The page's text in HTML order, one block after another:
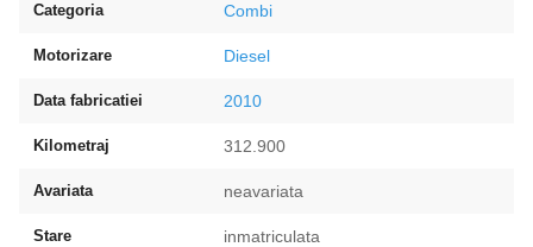
Categoria Combi
Motorizare Diesel
Data fabricatiei 2010
Kilometraj 312.900
Avariata neavariata
Stare inmatriculata